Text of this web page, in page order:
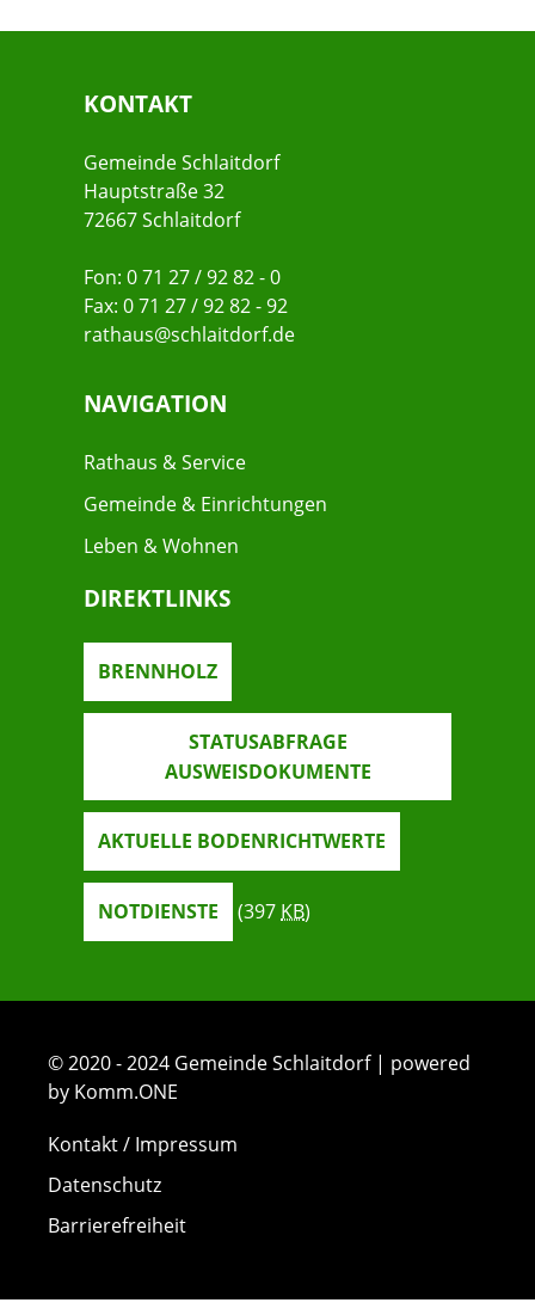
KONTAKT
Gemeinde Schlaitdorf
Hauptstraße 32
72667 Schlaitdorf
Fon: 0 71 27 / 92 82 - 0
Fax: 0 71 27 / 92 82 - 92
rathaus@schlaitdorf.de
NAVIGATION
Rathaus & Service
Gemeinde & Einrichtungen
Leben & Wohnen
DIREKTLINKS
BRENNHOLZ
STATUSABFRAGE
AUSWEISDOKUMENTE
AKTUELLE BODENRICHTWERTE
NOTDIENSTE (397 KB)
© 2020 - 2024 Gemeinde Schlaitdorf | powered
by Komm.ONE
Kontakt / Impressum
Datenschutz
Barrierefreiheit